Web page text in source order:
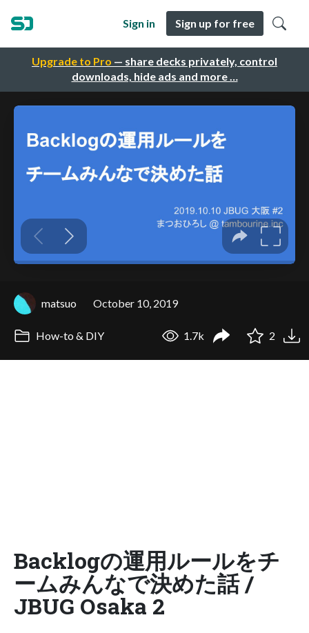
Upgrade to Pro — share decks privately, control
downloads, hide ads and more …
Sign in Sign up for free
matsuo October 10, 2019
How-to & DIY 1.7k 2
Backlogの運用ルールをチ
ームみんなで決めた話 /
JBUG Osaka 2